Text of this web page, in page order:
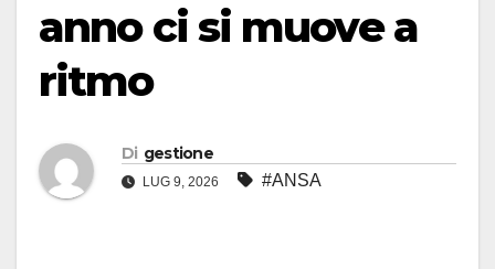
anno ci si muove a
ritmo
Di gestione
LUG 9, 2026 #ANSA